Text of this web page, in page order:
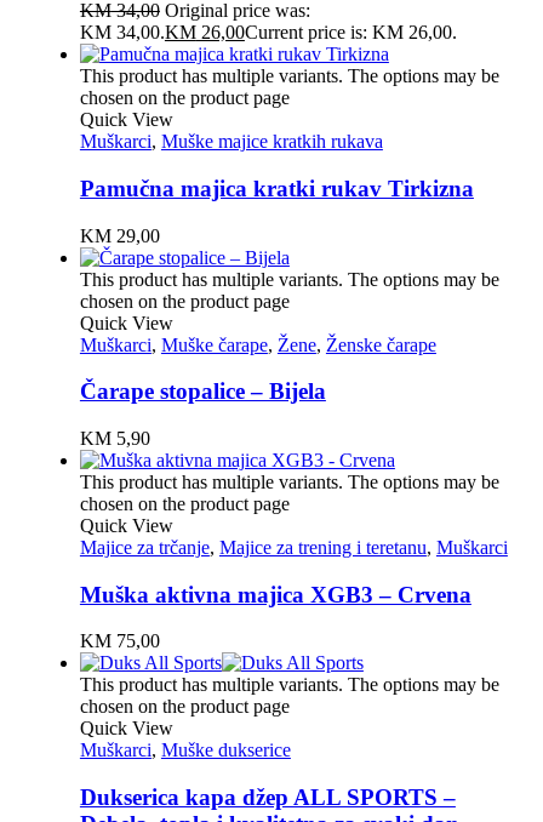
KM34,00 Original price was:
KM 34,00.KM26,00Current price is: KM 26,00.
This product has multiple variants. The options may be
chosen on the product page
Quick View
Muškarci, Muške majice kratkih rukava
Pamučna majica kratki rukav Tirkizna
KM29,00
This product has multiple variants. The options may be
chosen on the product page
Quick View
Muškarci, Muške čarape, Žene, Ženske čarape
Čarape stopalice – Bijela
KM5,90
This product has multiple variants. The options may be
chosen on the product page
Quick View
Majice za trčanje, Majice za trening i teretanu, Muškarci
Muška aktivna majica XGB3 – Crvena
KM75,00
This product has multiple variants. The options may be
chosen on the product page
Quick View
Muškarci, Muške dukserice
Dukserica kapa džep ALL SPORTS –